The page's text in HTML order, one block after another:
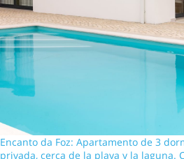
Encanto da Foz: Apartamento de 3
privada, cerca de la playa y la laguna.